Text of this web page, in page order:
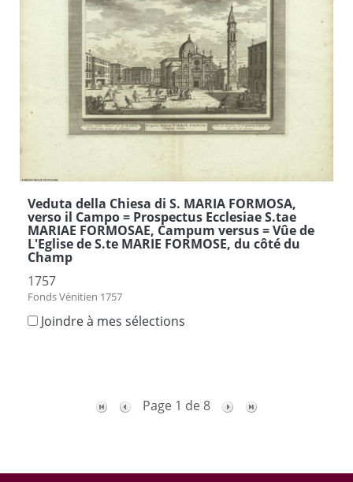
Veduta della Chiesa di S. MARIA FORMOSA,
verso il Campo = Prospectus Ecclesiae S.tae
MARIAE FORMOSAE, Campum versus = Vûe de
L'Eglise de S.te MARIE FORMOSE, du côté du
Champ
1757
Fonds Vénitien 1757
Joindre à mes sélections
Page 1 de 8